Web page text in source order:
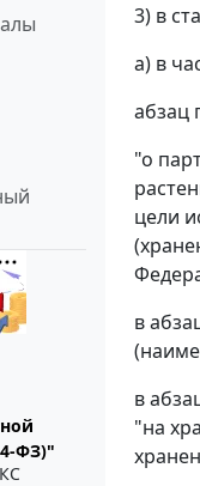
ФЗ)"
3) в
а) в
абзац
"о
цели
в
в
"на